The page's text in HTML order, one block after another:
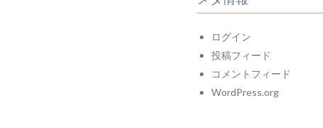
ログイン
投稿フィード
コメントフィード
WordPress.org